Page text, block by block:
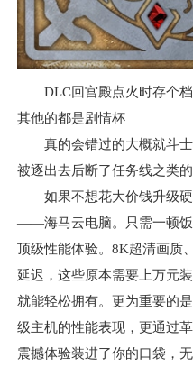
DLC回宫殿点火时存个
其他的都是剧情杯
真的会错过的大概就斗
被逐出去后断了任务线之类
如果不想花大价钱升级
——海马云电脑。只需一顿饭
顶级性能体验。8K超清画质
延迟，这些原本需要上万元
就能轻松拥有。更为重要的
级主机的性能表现，更通过
震撼体验装进了你的口袋，